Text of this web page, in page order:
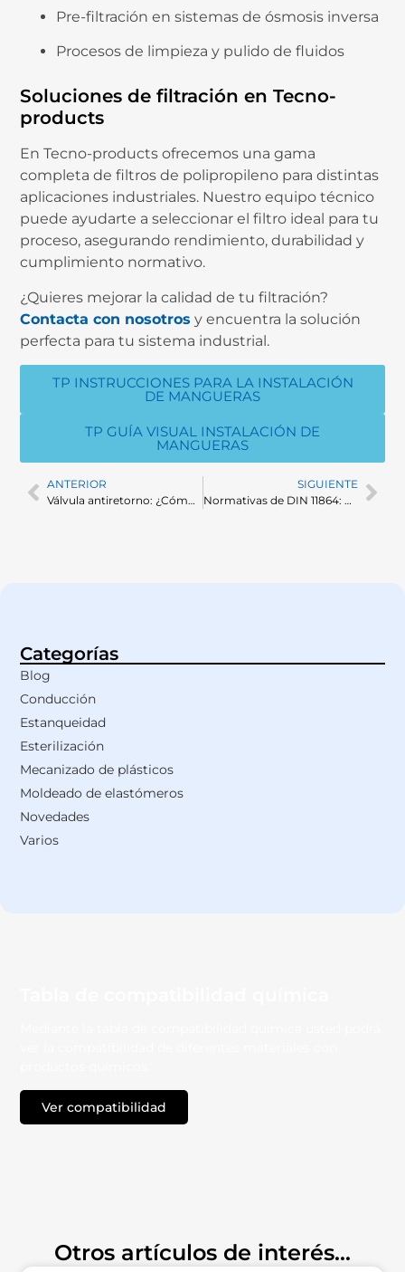
Pre-filtraciónensistemasdeósmosis inversa
Procesosde limpiezay pulidodefluidos
SolucionesdefiltraciónenTecno-
products
EnTecno-productsofrecemos unagama
completadefiltrosde polipropileno paradistintas
aplicaciones industriales. Nuestroequipotécnico
puede ayudarte aseleccionarelfiltro ideal paratu
proceso, asegurando rendimiento,durabilidady
cumplimiento normativo.
¿Quieres mejorar lacalidaddetufiltración?
Contacta con nosotros yencuentra lasolución
perfecta paratusistema industrial.
TP INSTRUCCIONES PARA LA INSTALACIÓN
DE MANGUERAS
TP GUÍA VISUAL INSTALACIÓN DE
MANGUERAS
ANTERIOR
Válvula antiretorno: ¿Cómo funcionan y por qué son esenciales en el sector farmacéutico y alimentario?
SIGUIENTE
Normativas de DIN 11864: Garantizando la calidad y seguridad en las conexiones industriales
Categorías
Blog
Conducción
Estanqueidad
Esterilización
Mecanizado de plásticos
Moldeado de elastómeros
Novedades
Varios
Ver compatibilidad
TECNO - PRODUCTS
Otros artículos de interés...